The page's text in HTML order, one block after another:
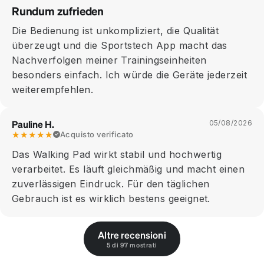
Rundum zufrieden
Die Bedienung ist unkompliziert, die Qualität
überzeugt und die Sportstech App macht das
Nachverfolgen meiner Trainingseinheiten
besonders einfach. Ich würde die Geräte jederzeit
weiterempfehlen.
Pauline H.
★★★★★ Acquisto verificato
05/08/2026
Das Walking Pad wirkt stabil und hochwertig
verarbeitet. Es läuft gleichmäßig und macht einen
zuverlässigen Eindruck. Für den täglichen
Gebrauch ist es wirklich bestens geeignet.
Altre recensioni
5 di 97 mostrati